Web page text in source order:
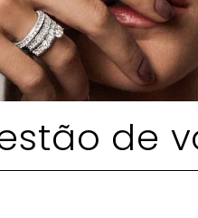
de